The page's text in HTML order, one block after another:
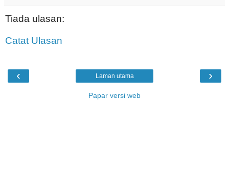
Tiada ulasan:
Catat Ulasan
‹ ›
Laman utama
Papar versi web